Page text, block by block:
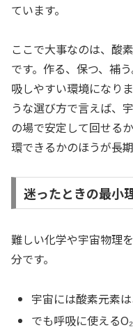
ています。
ここで大事なのは、酸
です。作る、保つ、補
吸しやすい環境になり
うな選び方で言えば、
の場で安定して回せる
環できるかのほうが長
迷ったときの最小
難しい化学や宇宙物理
分です。
宇宙には酸素元素
でも呼吸に使える